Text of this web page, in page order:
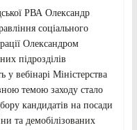
РВА Олександр
соціального
Олександром
підрозділів
у вебінарі Міністерства
темою заходу стало
кандидатів на посади
та демобілізованих